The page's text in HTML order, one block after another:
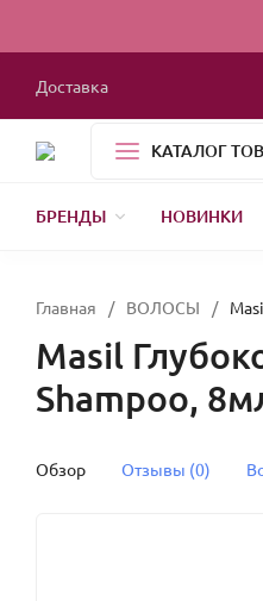
Доставка
КАТАЛОГ
БРЕНДЫ НОВИНКИ
Главная / ВОЛОСЫ /
Masil
Shampoo,
Обзор Отзывы (0)